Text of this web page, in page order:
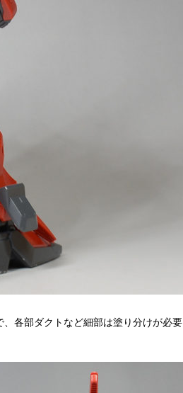
各部ダクトなど細部は塗り分けが必要